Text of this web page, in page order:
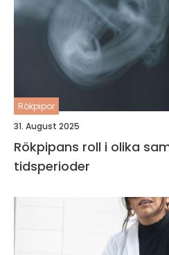
Rökpipor
31. August 2025
Rökpipans roll i olika
tidsperioder